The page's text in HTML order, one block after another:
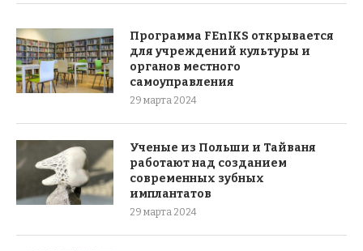
Программа FEnIKS открывается
для учреждений культуры и
органов местного
самоуправления
29 марта 2024
Ученые из Польши и Тайваня
работают над созданием
современных зубных
имплантатов
29 марта 2024